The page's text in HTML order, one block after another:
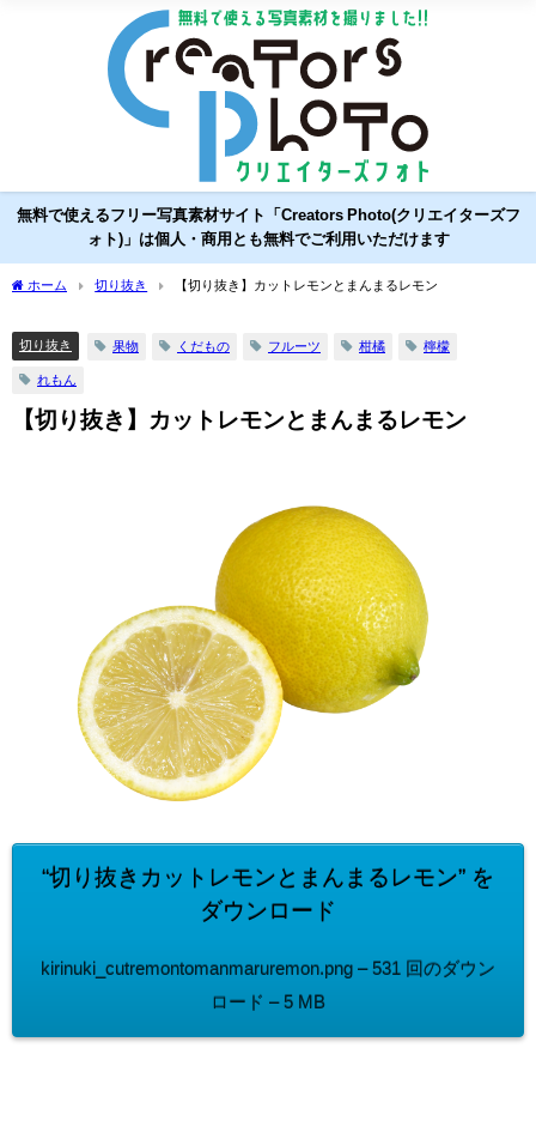
無料で使えるフリー写真素材サイト「Creators Photo(クリエイターズフ
ォト)」は個人・商用とも無料でご利用いただけます
ホーム 切り抜き 【切り抜き】カットレモンとまんまるレモン
切り抜き 果物 くだもの フルーツ 柑橘 檸檬
れもん
【切り抜き】カットレモンとまんまるレモン
“切り抜きカットレモンとまんまるレモン” を
ダウンロード
kirinuki_cutremontomanmaruremon.png – 531 回のダウン
ロード – 5 MB